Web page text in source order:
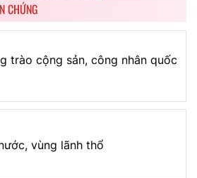
CHỨNG
trào cộng sản, công nhân quốc
vùng lãnh thổ